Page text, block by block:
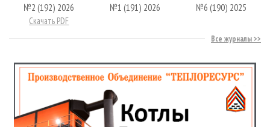
№2 (192) 2026
Скачать PDF
№1 (191) 2026 №6 (190) 2025
Все журналы